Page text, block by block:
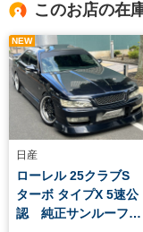
このお店の在
NEW
日産
ローレル 25クラブS
ターボ タイプX 5速公
認 純正サンルーフ